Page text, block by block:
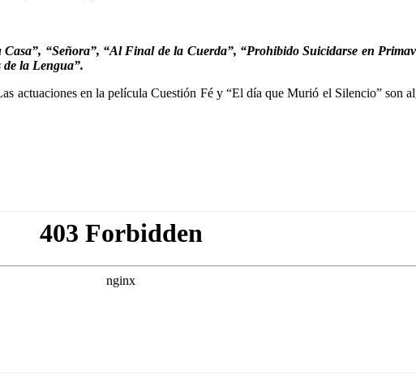
“Señora”, “Al Final de la Cuerda”, “Prohibido Suicidarse en
de la Lengua”.
actuaciones en la película Cuestión Fé y “El día que Murió el Silencio” son